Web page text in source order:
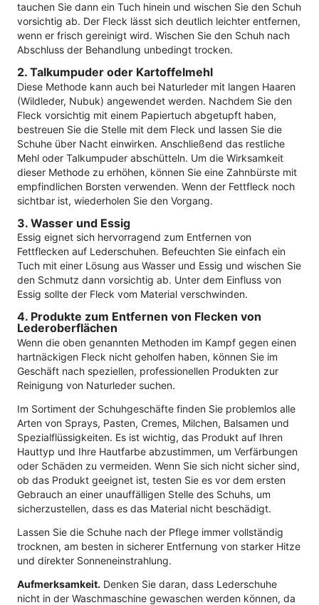
tauchen Sie dann ein Tuch hinein und wischen Sie den Schuh
vorsichtig ab. Der Fleck lässt sich deutlich leichter entfernen,
wenn er frisch gereinigt wird. Wischen Sie den Schuh nach
Abschluss der Behandlung unbedingt trocken.
2. Talkumpuder oder Kartoffelmehl
Diese Methode kann auch bei Naturleder mit langen Haaren
(Wildleder, Nubuk) angewendet werden. Nachdem Sie den
Fleck vorsichtig mit einem Papiertuch abgetupft haben,
bestreuen Sie die Stelle mit dem Fleck und lassen Sie die
Schuhe über Nacht einwirken. Anschließend das restliche
Mehl oder Talkumpuder abschütteln. Um die Wirksamkeit
dieser Methode zu erhöhen, können Sie eine Zahnbürste mit
empfindlichen Borsten verwenden. Wenn der Fettfleck noch
sichtbar ist, wiederholen Sie den Vorgang.
3. Wasser und Essig
Essig eignet sich hervorragend zum Entfernen von
Fettflecken auf Lederschuhen. Befeuchten Sie einfach ein
Tuch mit einer Lösung aus Wasser und Essig und wischen Sie
den Schmutz dann vorsichtig ab. Unter dem Einfluss von
Essig sollte der Fleck vom Material verschwinden.
4. Produkte zum Entfernen von Flecken von
Lederoberflächen
Wenn die oben genannten Methoden im Kampf gegen einen
hartnäckigen Fleck nicht geholfen haben, können Sie im
Geschäft nach speziellen, professionellen Produkten zur
Reinigung von Naturleder suchen.
Im Sortiment der Schuhgeschäfte finden Sie problemlos alle
Arten von Sprays, Pasten, Cremes, Milchen, Balsamen und
Spezialflüssigkeiten. Es ist wichtig, das Produkt auf Ihren
Hauttyp und Ihre Hautfarbe abzustimmen, um Verfärbungen
oder Schäden zu vermeiden. Wenn Sie sich nicht sicher sind,
ob das Produkt geeignet ist, testen Sie es vor dem ersten
Gebrauch an einer unauffälligen Stelle des Schuhs, um
sicherzustellen, dass es das Material nicht beschädigt.
Lassen Sie die Schuhe nach der Pflege immer vollständig
trocknen, am besten in sicherer Entfernung von starker Hitze
und direkter Sonneneinstrahlung.
Aufmerksamkeit. Denken Sie daran, dass Lederschuhe
nicht in der Waschmaschine gewaschen werden können, da